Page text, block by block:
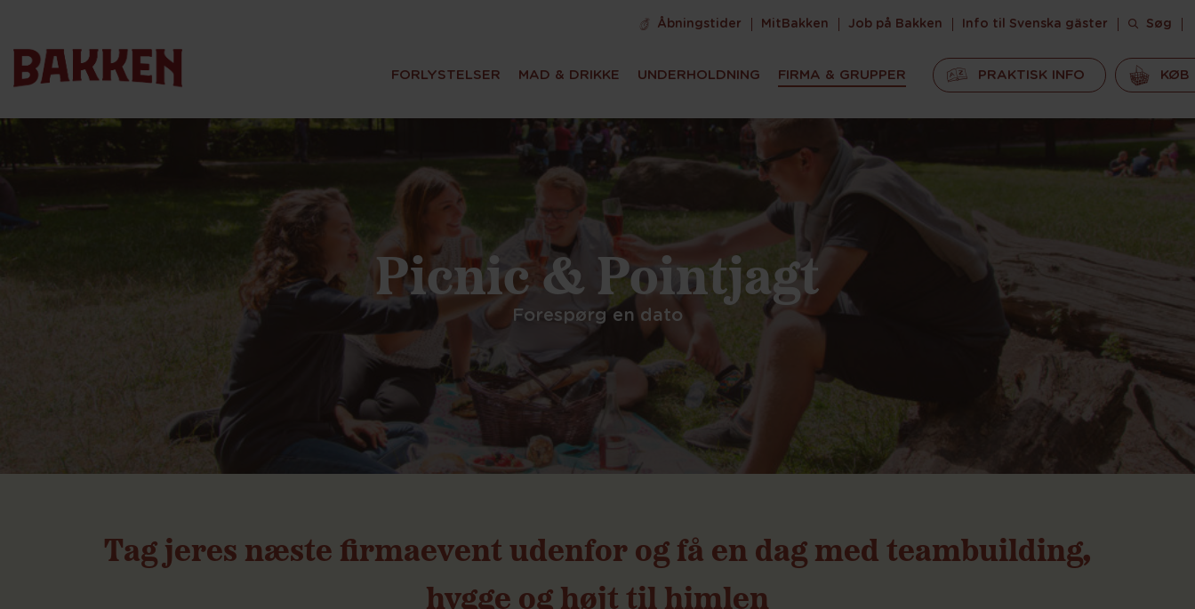
Åbningstider MitBakken Job på Bakken Info til Svenska gäster Søg
FORLYSTELSER MAD & DRIKKE UNDERHOLDNING FIRMA & GRUPPER PRAKTISK INFO KØB
Picnic & Pointjagt
Forespørg en dato
Tag jeres næste firmaevent udenfor og få en dag med teambuilding,
hygge og højt til himlen